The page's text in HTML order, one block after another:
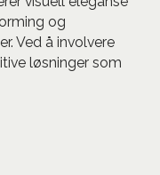
og
Ved å involvere
løsninger som